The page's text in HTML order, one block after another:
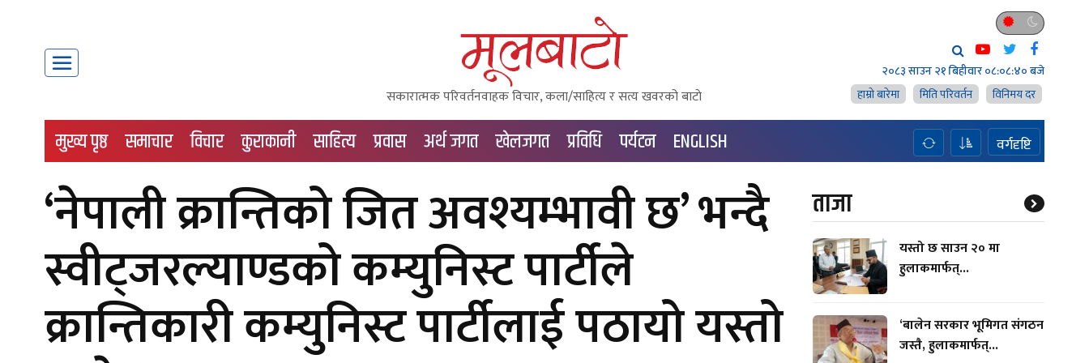
सकारात्मक परिवर्तनवाहक विचार, कला/साहित्य र सत्य खवरको बाटाे
२०८३ साउन २१ बिहीवार०८:०८:४१ बजे
हाम्राे बारेमा
मिति परिवर्तन विनिमय दर
मुख्य पृष्ठ समाचार विचार कुराकानी साहित्य प्रवास अर्थ जगत खेलजगत प्रविधि पर्यटन ENGLISH वर्गदृष्टि
‘नेपाली क्रान्तिको जित अवश्यम्भावी छ’ भन्दै
स्वीट्जरल्याण्डको कम्युनिस्ट पार्टीले
क्रान्तिकारी कम्युनिस्ट पार्टीलाई पठायो यस्तो
ताजा
यस्तो छ साउन २० मा
हुलाकमार्फत्...
‘बालेन सरकार भूमिगत संगठन
जस्तै, हुलाकमार्फत्...